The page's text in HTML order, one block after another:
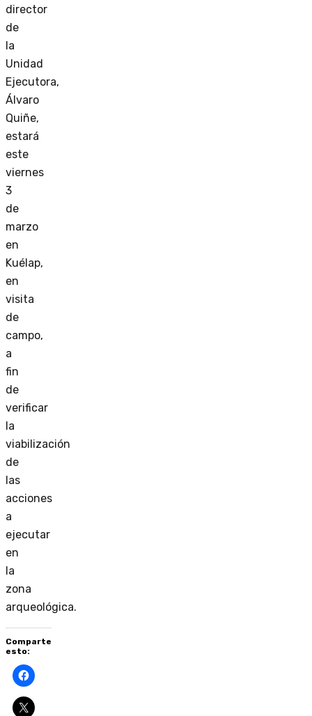
director
de
la
Unidad
Ejecutora,
Álvaro
Quiñe,
estará
este
viernes
3
de
marzo
en
Kuélap,
en
visita
de
campo,
a
fin
de
verificar
la
viabilización
de
las
acciones
a
ejecutar
en
la
zona
arqueológica.
Comparte
esto: